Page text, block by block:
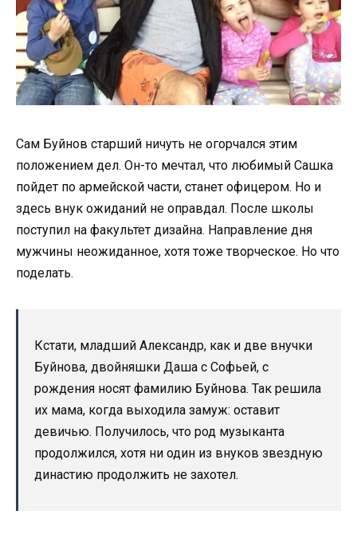
Сам Буйнов старший ничуть не огорчался этим
положением дел. Он-то мечтал, что любимый Сашка
пойдет по армейской части, станет офицером. Но и
здесь внук ожиданий не оправдал. После школы
поступил на факультет дизайна. Направление дня
мужчины неожиданное, хотя тоже творческое. Но что
поделать.
Кстати, младший Александр, как и две внучки
Буйнова, двойняшки Даша с Софьей, с
рождения носят фамилию Буйнова. Так решила
их мама, когда выходила замуж: оставит
девичью. Получилось, что род музыканта
продолжился, хотя ни один из внуков звездную
династию продолжить не захотел.